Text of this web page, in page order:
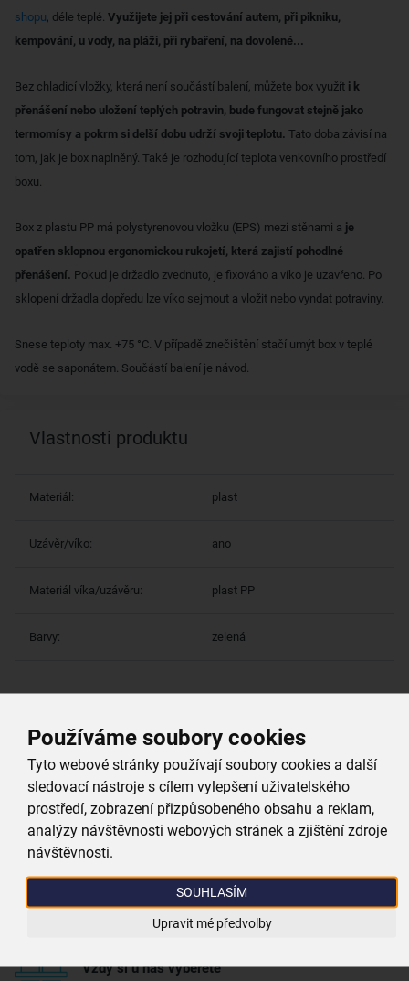
Používáme soubory cookies
Tyto webové stránky používají soubory cookies a další
sledovací nástroje s cílem vylepšení uživatelského
prostředí, zobrazení přizpůsobeného obsahu a reklam,
analýzy návštěvnosti webových stránek a zjištění zdroje
návštěvnosti.
SOUHLASÍM
Upravit mé předvolby
shopu, déle teplé. Využijete jej při cestování autem, při pikniku,
kempování, u vody, na pláži, při rybaření, na dovolené...
Bez chladicí vložky, která není součástí balení, můžete box využít i k
přenášení nebo uložení teplých potravin, bude fungovat stejně jako
termomísy a pokrm si delší dobu udrží svoji teplotu. Tato doba závisí na
tom, jak je box naplněný. Také je rozhodující teplota venkovního prostředí
boxu.
Box z plastu PP má polystyrenovou vložku (EPS) mezi stěnami a je
opatřen sklopnou ergonomickou rukojetí, která zajistí pohodlné
přenášení. Pokud je držadlo zvednuto, je fixováno a víko je uzavřeno. Po
sklopení držadla dopředu lze víko sejmout a vložit nebo vyndat potraviny.
Snese teploty max. +75 °C. V případě znečištění stačí umýt box v teplé
vodě se saponátem. Součástí balení je návod.
Vlastnosti produktu
Materiál: plast
Uzávěr/víko: ano
Materiál víka/uzávěru: plast PP
Barvy: zelená
Proč si vybrat právě nás
Doprava zdarma
při nákupu nad 999 Kč
Zboží doručujeme rychle
máme téměr vše skladem
Vždy si u nás vyberete